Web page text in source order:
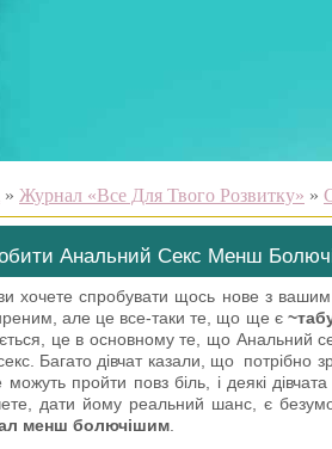
» Журнал «Все Для Твого Розвитку» »
Анальний Секс Менш
хочете спробувати щось нове з
але це все-таки те, що ще є
це в основному те, що Анальний
Багато дівчат казали, що потрібно
можуть пройти повз біль, і деякі
дати йому реальний шанс, є
менш болючішим